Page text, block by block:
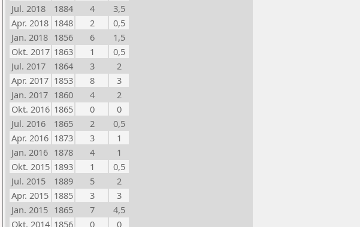
Jul. 2018
1884 4
3,5
Apr. 2018 1848 2
0,5
Jan. 2018 1856 6
1,5
Okt. 2017 1863 1
0,5
Jul. 2017
1864 3
2
Apr. 2017 1853 8
3
Jan. 2017 1860 4
2
Okt. 2016 1865 0
0
Jul. 2016
1865 2
0,5
Apr. 2016 1873 3
1
Jan. 2016 1878 4
1
Okt. 2015 1893 1
0,5
Jul. 2015
1889 5
2
Apr. 2015 1885 3
3
Jan. 2015 1865 7
4,5
Okt. 2014 1856 0
0